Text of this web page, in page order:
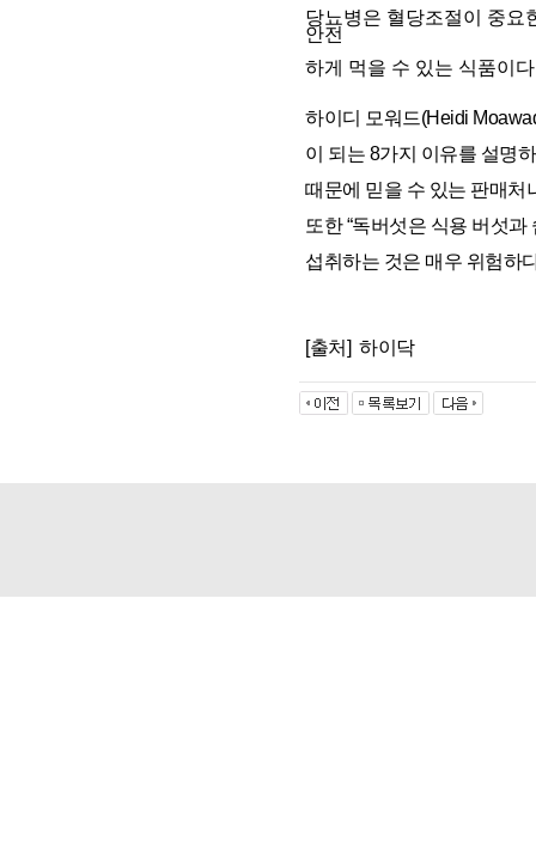
당뇨병은 혈당조절이 중요
안전
하게 먹을 수 있는 식품이
하이디 모워드(Heidi
이 되는 8가지 이유를 설명
때문에 믿을 수 있는 판매처
또한 “독버섯은 식용 버섯
섭취하는 것은 매우 위험하
[출처] 하이닥